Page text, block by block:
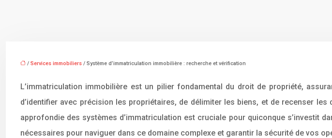
/ Services immobiliers / Système d’immatriculation immobilière : recherche et vérification
L’immatriculation immobilière est un pilier fondamental du droit de propriété,
d’identifier avec précision les propriétaires, de délimiter les biens, et de recenser
approfondie des systèmes d’immatriculation est cruciale pour quiconque s’investit
nécessaires pour naviguer dans ce domaine complexe et garantir la sécurité de vos